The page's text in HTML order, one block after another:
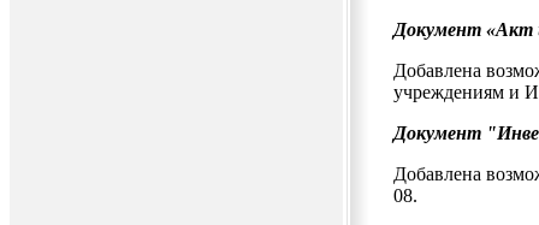
Документ «Акт
Добавлена
учреждениям и
Документ
Добавлена
08.